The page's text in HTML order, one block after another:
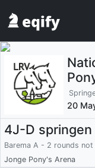
20
4J-D
Barema A - 2 rounds
Jonge Pony's Arena